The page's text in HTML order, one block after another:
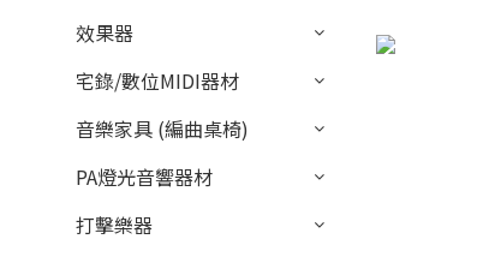
效果器
宅錄/數位MIDI器材
音樂家具 (編曲桌椅)
PA燈光音響器材
打擊樂器